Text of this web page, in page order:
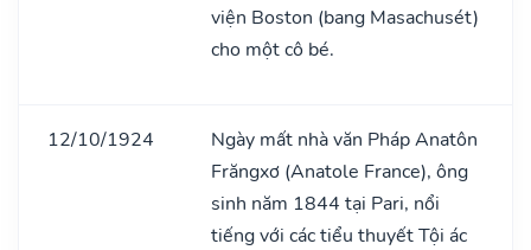
viện Boston (bang Masachusét)
cho một cô bé.
12/10/1924
Ngày mất nhà văn Pháp Anatôn
Frăngxơ (Anatole France), ông
sinh năm 1844 tại Pari, nổi
tiếng với các tiểu thuyết Tội ác